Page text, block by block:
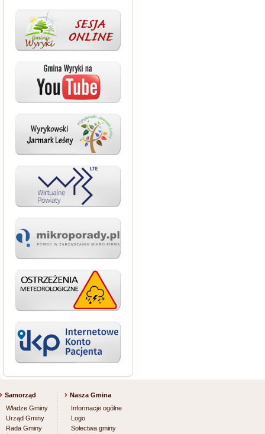
Samorząd
Władze Gminy
Urząd Gminy
Rada Gminy
Nasza Gmina
Informacje ogólne
Logo
Sołectwa gminy